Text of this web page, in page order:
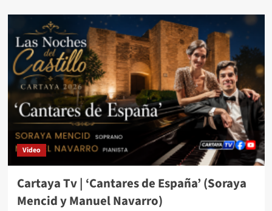
Video
Cartaya Tv | ‘Cantares de España’ (Soraya
Mencid y Manuel Navarro)